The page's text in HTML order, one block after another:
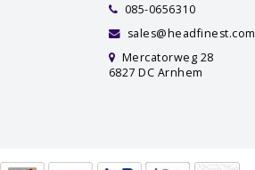
085-0656310
sales@headfinest.com
Mercatorweg 28
6827 DC Arnhem